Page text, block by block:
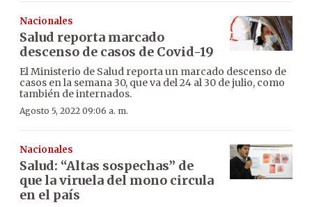
Nacionales
Salud reporta marcado
descenso de casos de Covid-19
El Ministerio de Salud reporta un marcado descenso de
casos en la semana 30, que va del 24 al 30 de julio, como
también de internados.
Agosto 5, 2022 09:06 a. m.
Nacionales
Salud: “Altas sospechas” de
que la viruela del mono circula
en el país